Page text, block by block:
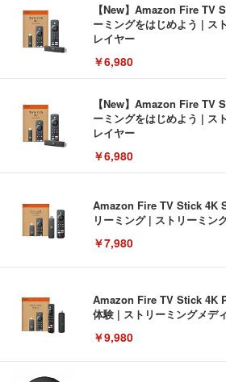
【New】Amazon Fire TV
ーミングをはじめよう | ス
レイヤー
￥6,980
【New】Amazon Fire TV
ーミングをはじめよう | ス
レイヤー
￥6,980
Amazon Fire TV Stick 4K
リーミング | ストリーミン
￥7,980
Amazon Fire TV Stick 4K
体験 | ストリーミングメデ
￥9,980